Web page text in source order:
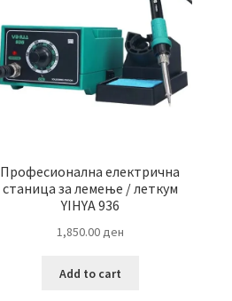
Професионална електрична
станица за лемење / леткум
YIHYA 936
1,850.00ден
Add to cart